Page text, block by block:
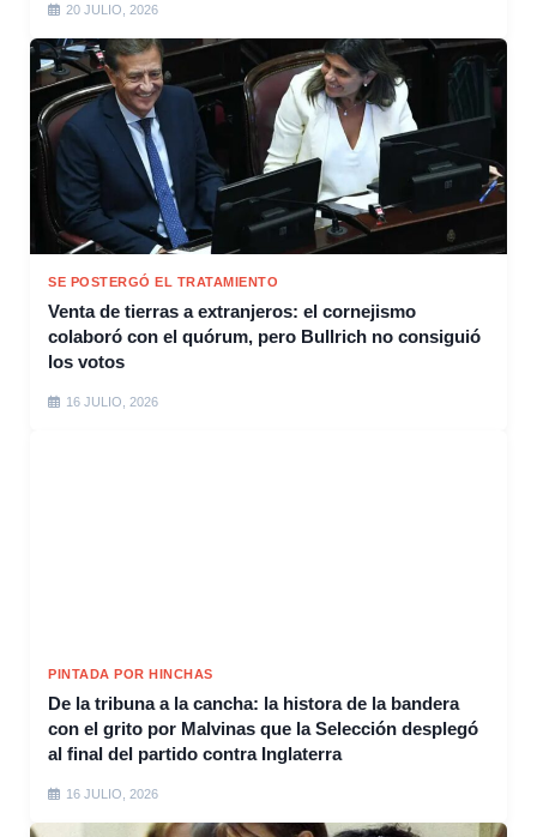
20 JULIO, 2026
SE POSTERGÓ EL TRATAMIENTO
Venta de tierras a extranjeros: el cornejismo
colaboró con el quórum, pero Bullrich no consiguió
los votos
16 JULIO, 2026
PINTADA POR HINCHAS
De la tribuna a la cancha: la histora de la bandera
con el grito por Malvinas que la Selección desplegó
al final del partido contra Inglaterra
16 JULIO, 2026